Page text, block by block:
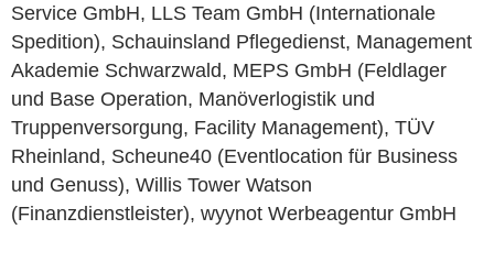
Service GmbH, LLS Team GmbH (Internationale
Spedition), Schauinsland Pflegedienst, Management
Akademie Schwarzwald, MEPS GmbH (Feldlager
und Base Operation, Manöverlogistik und
Truppenversorgung, Facility Management), TÜV
Rheinland, Scheune40 (Eventlocation für Business
und Genuss), Willis Tower Watson
(Finanzdienstleister), wyynot Werbeagentur GmbH